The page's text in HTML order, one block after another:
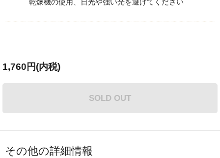
乾燥機の使用、日光や強い光を避けてください
1,760円(内税)
SOLD OUT
その他の詳細情報